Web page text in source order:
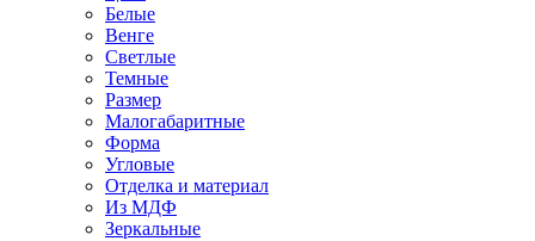
Белые
Венге
Светлые
Темные
Размер
Малогабаритные
Форма
Угловые
Отделка и материал
Из МДФ
Зеркальные